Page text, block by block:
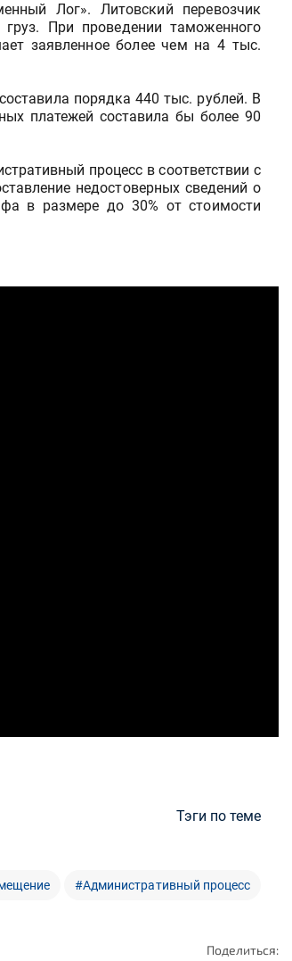
Лог». Литовский перевозчик
При проведении таможенного
заявленное более чем на 4 тыс.
порядка 440 тыс. рублей. В
платежей составила бы более 90
процесс в соответствии с
недостоверных сведений о
в размере до 30% от стоимости
Тэги по теме
#Административный процесс
Поделиться: